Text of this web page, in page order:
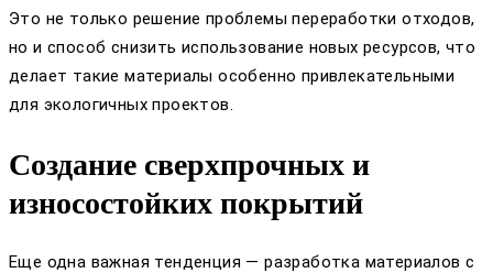
Это не только решение проблемы переработки отходов,
но и способ снизить использование новых ресурсов, что
делает такие материалы особенно привлекательными
для экологичных проектов.
Создание сверхпрочных и
износостойких покрытий
Еще одна важная тенденция — разработка материалов с